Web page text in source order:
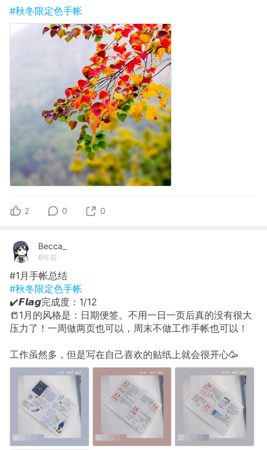
#秋冬限定色手帐
2 0 0
Becca_
6年前
#1月手帐总结
#秋冬限定色手帐
✔️𝙁𝙡𝙖𝙜完成度：1/12
📒1月的风格是：日期便签。不用一日一页后真的没有很大
压力了！一周做两页也可以，周末不做工作手帐也可以！
工作虽然多，但是写在自己喜欢的贴纸上就会很开心🥳